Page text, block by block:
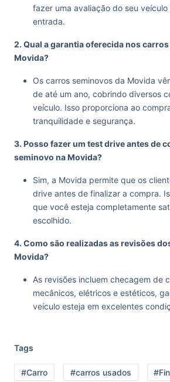
fazer uma avaliação do seu
entrada.
2. Qual a garantia oferecida nos
Movida?
Os carros seminovos da Movida
de até um ano, cobrindo diversos
veículo. Isso proporciona ao
tranquilidade e segurança.
3. Posso fazer um test drive antes de
seminovo na Movida?
Sim, a Movida permite que os
drive antes de finalizar a compra.
que você esteja completamente
escolhido.
4. Como são realizadas as revisões
Movida?
As revisões incluem checagem de
mecânicos, elétricos e estéticos,
veículo esteja em excelentes
Tags
#Carro #carros usados